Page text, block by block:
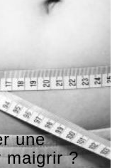
une
maigrir ?